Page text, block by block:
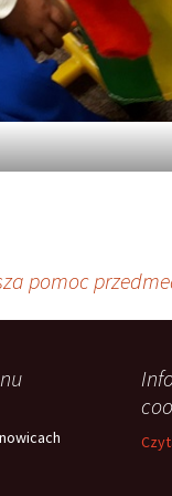
pomoc